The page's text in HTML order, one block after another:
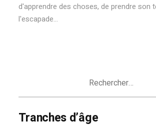
d'apprendre des choses, de prendre son
l'escapade...
Tranches d’âge